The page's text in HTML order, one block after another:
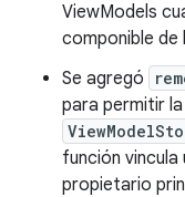
ViewModels
componible de
Se agregó
para permitir
función vincula
propietario